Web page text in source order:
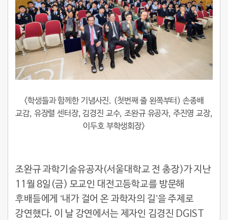
<학생들과 함께한 기념사진. (첫번째 줄 왼쪽부터) 손종배
교감, 유장렬 센터장, 김경진 교수, 조완규 유공자, 주진영 교장,
이두호 부학생회장>
조완규 과학기술유공자(서울대학교 전 총장)가 지난
11월 8일(금) 모교인 대전고등학교를 방문해
후배들에게 ‘내가 걸어 온 과학자의 길’을 주제로
강연했다. 이 날 강연에서는 제자인 김경진 DGIST